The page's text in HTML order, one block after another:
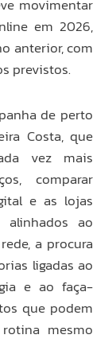
movimentar
em 2026,
anterior, com
previstos.
de perto
Costa, que
vez mais
comparar
e as lojas
alinhados ao
a procura
ligadas ao
e ao faça-
que podem
mesmo